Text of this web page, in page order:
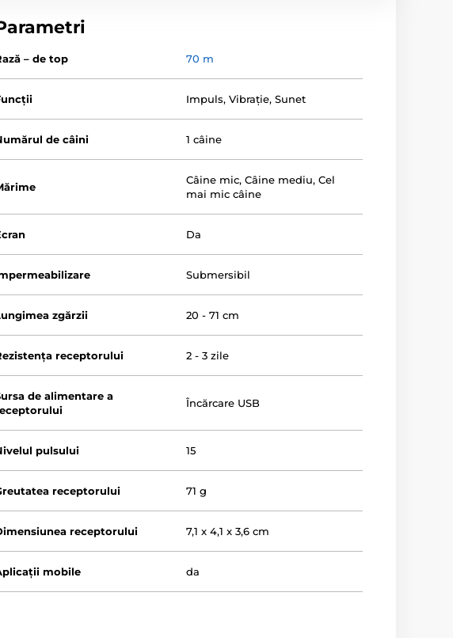
– de top 70 m
Impuls,Vibrație,Sunet
de câini 1 câine
Câine mic,Câine mediu,Cel
mai mic câine
Da
Submersibil
zgărzii 20 - 71 cm
receptorului 2 - 3 zile
de alimentare a
Încărcare USB
pulsului 15
receptorului 71 g
receptorului 7,1 x 4,1 x 3,6 cm
mobile da